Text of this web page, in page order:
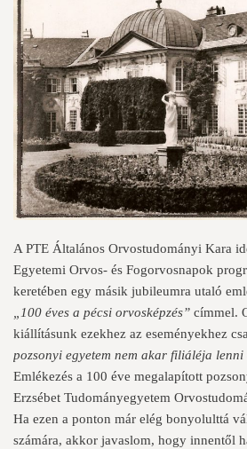
A PTE Általános Orvostudományi Kara
Egyetemi Orvos- és Fogorvosnapok
keretében egy másik jubileumra utaló
„100 éves a pécsi orvosképzés” címmel.
kiállításunk ezekhez az eseményekhez
pozsonyi egyetem nem akar filiáléja lenni
Emlékezés a 100 éve megalapított
Erzsébet Tudományegyetem
Ha ezen a ponton már elég bonyolulttá
számára, akkor javaslom, hogy innentől